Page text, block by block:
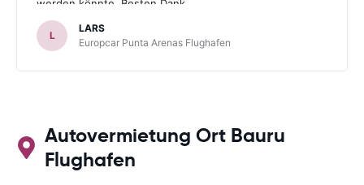
werden könnte. Besten Dank.
L
LARS
Europcar Punta Arenas Flughafen
Autovermietung Ort Bauru
Flughafen